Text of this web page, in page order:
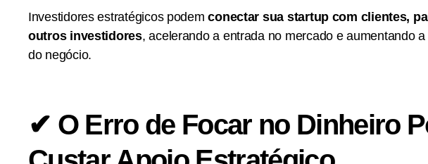
Investidores estratégicos podemconectar sua startup com clientes,
outros investidores, acelerando a entrada no mercado e aumentando
do negócio.
✔ O Erro de Focar no Dinheiro